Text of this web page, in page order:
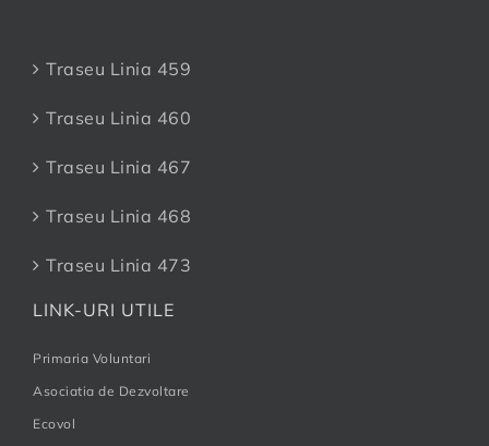
Traseu Linia 459
Traseu Linia 460
Traseu Linia 467
Traseu Linia 468
Traseu Linia 473
LINK-URI UTILE
Primaria Voluntari
Asociatia de Dezvoltare
Ecovol